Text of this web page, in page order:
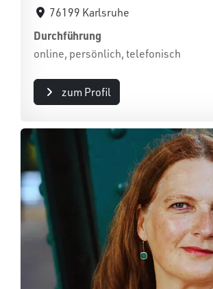
76199 Karlsruhe
Durchführung
online, persönlich, telefonisch
zum Profil